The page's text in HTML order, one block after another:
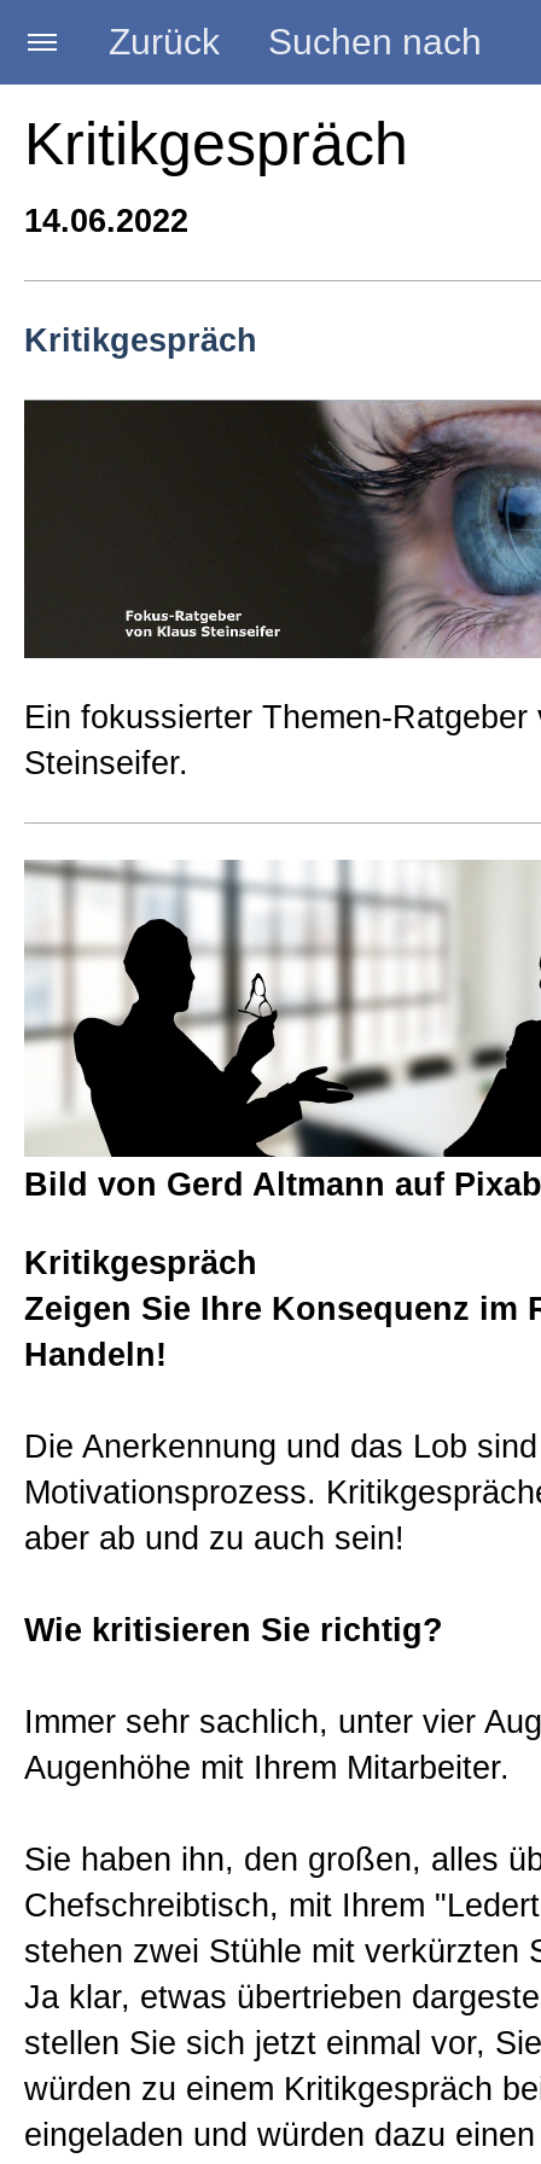
Zurück Suchen nach
Startseite
BLOG HANDWERK
Seminare
Bücher
Presse-Lounge
Kontakt
Newsletter
Allgemein
Sitemap
Kritikgespräch
14.06.2022
Kritikgespräch
Ein fokussierter Themen-Ratgeber
Steinseifer.
Bild von Gerd Altmann auf
Kritikgespräch
Zeigen Sie Ihre Konsequenz im
Handeln!
Die Anerkennung und das Lob
Motivationsprozess.
aber ab und zu auch sein!
Wie kritisieren Sie richtig?
Immer sehr sachlich, unter vier
Augenhöhe mit Ihrem Mitarbeiter.
Sie haben ihn, den großen, alles
Chefschreibtisch, mit Ihrem
stehen zwei Stühle mit verkürzten
Ja klar, etwas übertrieben
stellen Sie sich jetzt einmal vor,
würden zu einem Kritikgespräch
eingeladen und würden dazu